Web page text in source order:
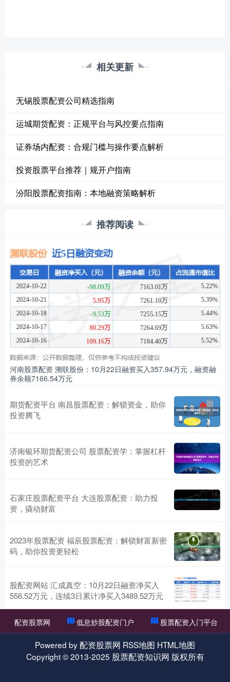
相关更新
无锡股票配资公司精选指南
运城期货配资：正规平台与风控要点指南
证券场内配资：合规门槛与操作要点解析
投资股票平台推荐｜规开户指南
汾阳股票配资指南：本地融资策略解析
推荐阅读
河南股票配资 溯联股份：10月22日融资买入357.94万元，融资融
券余额7166.54万元
期货配资平台 南昌股票配资：解锁资金，助你
投资腾飞
济南银环期货配资公司 股票配资学：掌握杠杆
投资的艺术
石家庄股票配资平台 大连股票配资：助力投
资，撬动财富
2023年股票配资 福辰股票配资：解锁财富新密
码，助你投资更轻松
股配资网站 汇成真空：10月22日融资净买入
556.52万元，连续3日累计净买入3489.52万元
配资股票网 低息炒股配资门户 股票配资入门平台
Powered by配资股票网 RSS地图 HTML地图
Copyright© 2013-2025 股票配资知识网 版权所有